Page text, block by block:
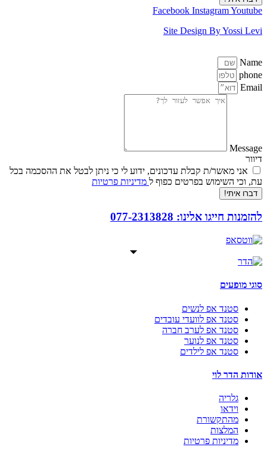
Facebook InstagramYoutube
Site Design By Yossi Levi
Name
phone
Email
Message
דיוור
אני מאשר/ת קבלת עדכונים, ידוע לי כי ניתן לבטל את ההסכמה בכל
עת, וכי השימוש בפרטים כפוף ל מדיניות פרטיות
דברו איתי!
להזמנות חייגו אלינו: 077-2313828
סוגי מופעים
סטנד אפ לנשים
סטנד אפ לוועדי עובדים
סטנד אפ לערב חברה
סטנד אפ לנוער
סטנד אפ לילדים
אודות הדר לוי
גלריה
וידאו
מהתקשורת
המלצות
מדיניות פרטיות